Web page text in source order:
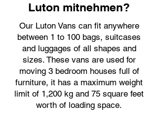
Luton mitnehmen?
Our Luton Vans can fit anywhere
between 1 to 100 bags, suitcases
and luggages of all shapes and
sizes. These vans are used for
moving 3 bedroom houses full of
furniture, it has a maximum weight
limit of 1,200 kg and 75 square feet
worth of loading space.